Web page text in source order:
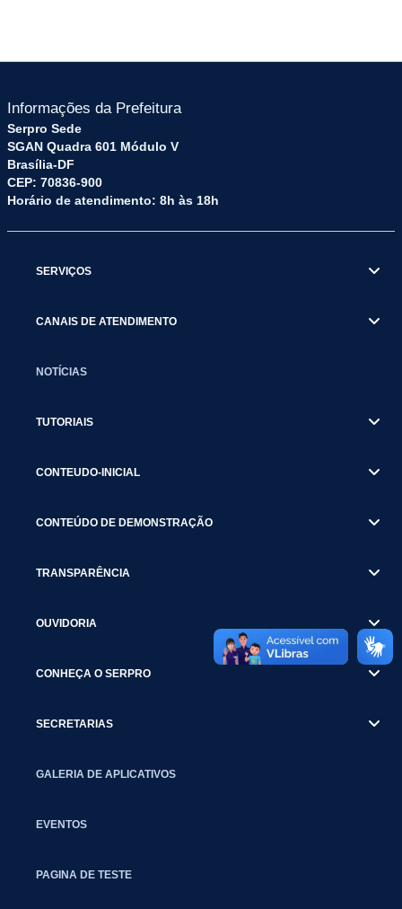
Informações da Prefeitura
Serpro Sede
SGAN Quadra 601 Módulo V
Brasília-DF
CEP: 70836-900
Horário de atendimento: 8h às 18h
SERVIÇOS
CANAIS DE ATENDIMENTO
NOTÍCIAS
TUTORIAIS
CONTEUDO-INICIAL
CONTEÚDO DE DEMONSTRAÇÃO
TRANSPARÊNCIA
OUVIDORIA
CONHEÇA O SERPRO
SECRETARIAS
GALERIA DE APLICATIVOS
EVENTOS
PAGINA DE TESTE